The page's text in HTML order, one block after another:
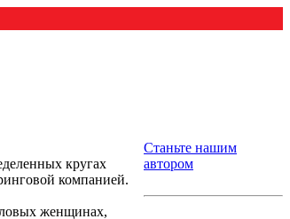
кругах
компанией.
женщинах,
Станьте нашим
автором